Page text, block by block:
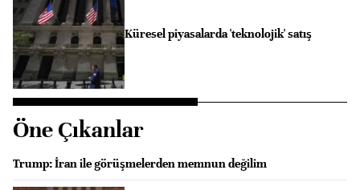
Küresel piyasalarda 'teknolojik' satış
Öne Çıkanlar
Trump: İran ile görüşmelerden memnun değilim